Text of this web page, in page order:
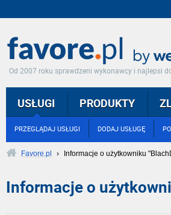
Od 2007 roku sprawdzeni wykonawcy i najlepsi
USŁUGI
PRZEGLĄDAJ USŁUGI DODAJ USŁUGĘ
PRODUKTY
Favore.pl › Informacje o użytkowniku
Informacje o